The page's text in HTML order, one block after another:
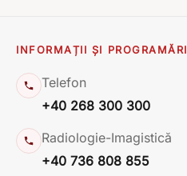
INFORMAȚII ȘI PROGRAMĂRI
Telefon
+40 268 300 300
Radiologie-Imagistică
+40 736 808 855